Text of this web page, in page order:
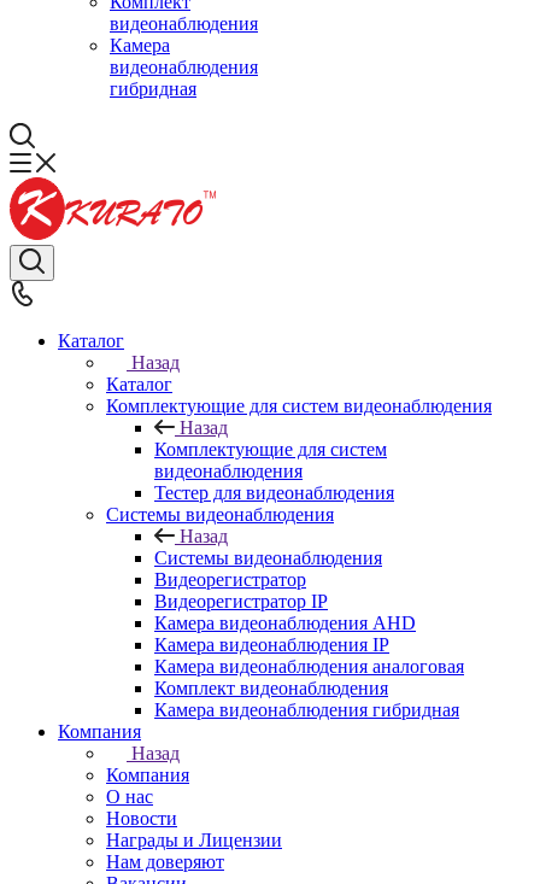
видеонаблюдения
Камера
видеонаблюдения
гибридная
Каталог
Назад
Каталог
Комплектующие для систем видеонаблюдения
Назад
Комплектующие для систем
видеонаблюдения
Тестер для видеонаблюдения
Системы видеонаблюдения
Назад
Системы видеонаблюдения
Видеорегистратор
Видеорегистратор IP
Камера видеонаблюдения AHD
Камера видеонаблюдения IP
Камера видеонаблюдения аналоговая
Комплект видеонаблюдения
Камера видеонаблюдения гибридная
Компания
Назад
Компания
О нас
Новости
Награды и Лицензии
Нам доверяют